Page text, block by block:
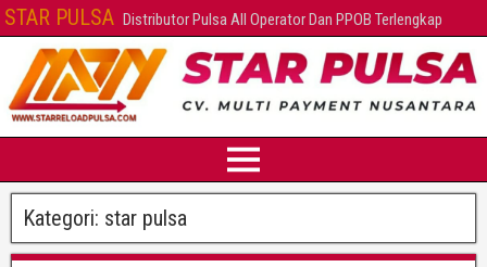
STAR PULSA Distributor Pulsa All Operator Dan PPOB Terlengkap
Kategori: star pulsa